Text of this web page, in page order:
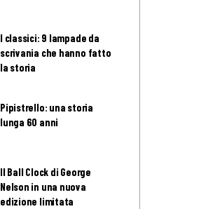
I classici: 9 lampade da
scrivania che hanno fatto
la storia
Pipistrello: una storia
lunga 60 anni
Il Ball Clock di George
Nelson in una nuova
edizione limitata